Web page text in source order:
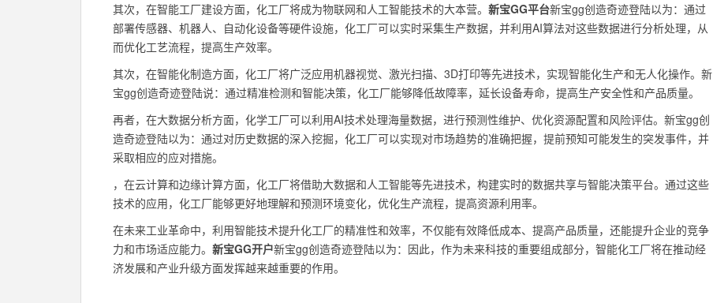
其次，在智能工厂建设方面，化工厂将成为物联网和人工智能技术的大本营。 新宝GG平台新宝gg创造奇迹登陆以为：通过
部署传感器、机器人、自动化设备等硬件设施，化工厂可以实时采集生产数据，并利用AI算法对这些数据进行分析处理，从
而优化工艺流程，提高生产效率。
其次，在智能化制造方面，化工厂将广泛应用机器视觉、激光扫描、3D打印等先进技术，实现智能化生产和无人化操作。新
宝gg创造奇迹登陆说：通过精准检测和智能决策，化工厂能够降低故障率，延长设备寿命，提高生产安全性和产品质量。
再者，在大数据分析方面，化学工厂可以利用AI技术处理海量数据，进行预测性维护、优化资源配置和风险评估。新宝gg创
造奇迹登陆以为：通过对历史数据的深入挖掘，化工厂可以实现对市场趋势的准确把握，提前预知可能发生的突发事件，并
采取相应的应对措施。
，在云计算和边缘计算方面，化工厂将借助大数据和人工智能等先进技术，构建实时的数据共享与智能决策平台。通过这些
技术的应用，化工厂能够更好地理解和预测环境变化，优化生产流程，提高资源利用率。
在未来工业革命中，利用智能技术提升化工厂的精准性和效率，不仅能有效降低成本、提高产品质量，还能提升企业的竞争
力和市场适应能力。 新宝GG开户新宝gg创造奇迹登陆以为：因此，作为未来科技的重要组成部分，智能化工厂将在推动经
济发展和产业升级方面发挥越来越重要的作用。